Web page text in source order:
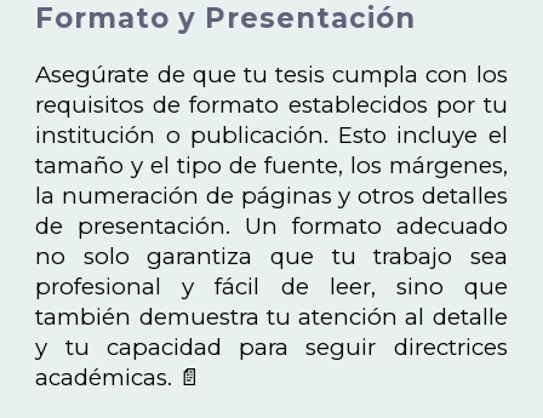
Formato y Presentación
Asegúrate de que tu tesis cumpla con los
requisitos de formato establecidos por tu
institución o publicación. Esto incluye el
tamaño y el tipo de fuente, los márgenes,
la numeración de páginas y otros detalles
de presentación. Un formato adecuado
no solo garantiza que tu trabajo sea
profesional y fácil de leer, sino que
también demuestra tu atención al detalle
y tu capacidad para seguir directrices
académicas. 📄